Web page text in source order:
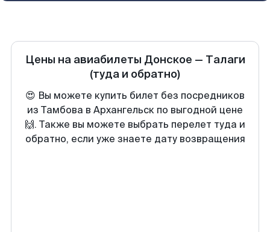
Цены на авиабилеты Донское — Талаги
(туда и обратно)
😍 Вы можете купить билет без посредников
из Тамбова в Архангельск по выгодной цене
🙌. Также вы можете выбрать перелет туда и
обратно, если уже знаете дату возвращения